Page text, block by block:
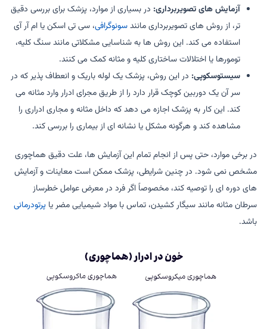
آزمایش های تصویربرداری: در بسیاری از موارد، پزشک برای بررسی دقیق
تر، از روش های تصویربرداری مانندسونوگرافی، سی تی اسکن یا ام آر آی
استفاده می کند. این روش ها به شناسایی مشکلاتی مانند سنگ کلیه،
تومورها یا اختلالات ساختاری کلیه و مثانه کمک می کنند.
سیستوسکوپی: در این روش، پزشک یک لوله باریک و انعطاف پذیر که در
سر آن یک دوربین کوچک قرار دارد را از طریق مجرای ادرار وارد مثانه می
کند. این کار به پزشک اجازه می دهد که داخل مثانه و مجاری ادراری را
مشاهده کند و هرگونه مشکل یا نشانه ای از بیماری را بررسی کند.
در برخی موارد، حتی پس از انجام تمام این آزمایش ها، علت دقیق هماچوری
مشخص نمی شود. در چنین شرایطی، پزشک ممکن است معاینات و آزمایش
های دوره ای را توصیه کند، مخصوصاً اگر فرد در معرض عوامل خطرساز
سرطان مثانه مانند سیگار کشیدن، تماس با مواد شیمیایی مضر یاپرتودرمانی
باشد.